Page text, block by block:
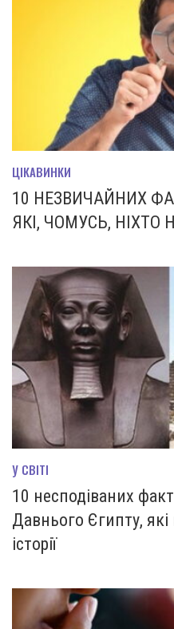
ЦІКАВИНКИ
10 НЕЗВИЧАЙНИХ
ЯКІ, ЧОМУСЬ, НІХТО
У СВІТІ
10 несподіваних
Давнього Єгипту, які
історії